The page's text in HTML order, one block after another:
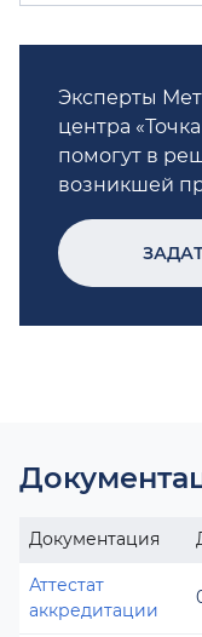
Эксперты
центра
помогут в
возникшей
Документация
Аттестат
аккредитации